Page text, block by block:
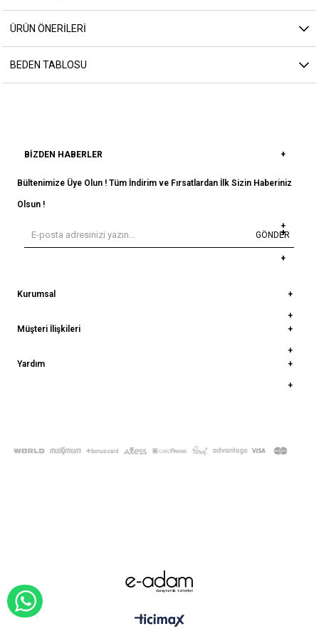
ÜRÜN ÖNERILERI
BEDEN TABLOSU
BIZDEN HABERLER
Bültenimize Üye Olun ! Tüm İndirim ve Fırsatlardan İlk Sizin Haberiniz
Olsun !
GÖNDER
Kurumsal
Müşteri İlişkileri
Yardım